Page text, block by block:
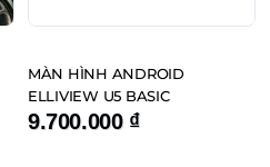
MÀN HÌNH ANDROID
ELLIVIEW U5 BASIC
9.700.000 ₫